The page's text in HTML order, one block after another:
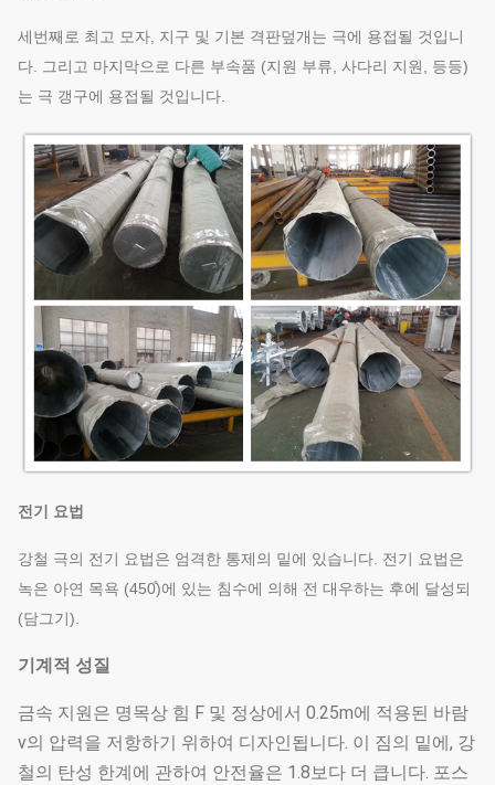
세번째로 최고 모자, 지구 및 기본 격판덮개는 극에 용접될 것입니
다. 그리고 마지막으로 다른 부속품 (지원 부류, 사다리 지원, 등등)
는 극 갱구에 용접될 것입니다.
전기 요법
강철 극의 전기 요법은 엄격한 통제의 밑에 있습니다. 전기 요법은
녹은 아연 목욕 (450̊)에 있는 침수에 의해 전 대우하는 후에 달성되
(담그기).
기계적 성질
금속 지원은 명목상 힘 F 및 정상에서 0.25m에 적용된 바람
v의 압력을 저항하기 위하여 디자인됩니다. 이 짐의 밑에, 강
철의 탄성 한계에 관하여 안전율은 1.8보다 더 큽니다. 포스